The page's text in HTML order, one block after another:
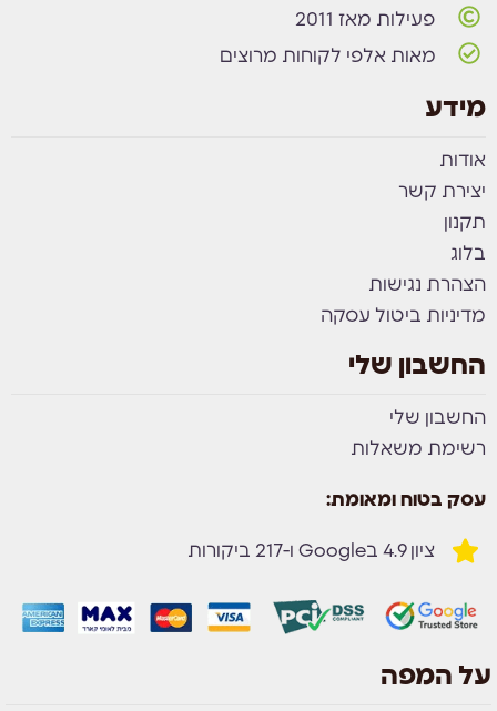
פעילות מאז 2011
מאות אלפי לקוחות מרוצים
מידע
אודות
יצירת קשר
תקנון
בלוג
הצהרת נגישות
מדיניות ביטול עסקה
החשבון שלי
החשבון שלי
רשימת משאלות
עסק בטוח ומאומת:
ציון 4.9 בGoogle ו-217 ביקורות
על המפה